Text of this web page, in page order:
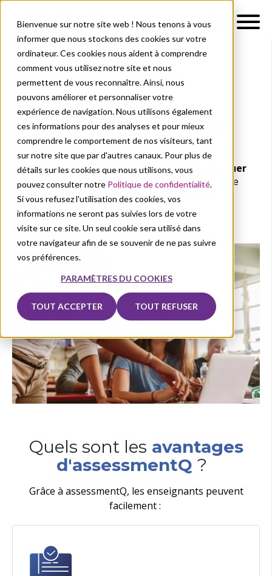
Bienvenue sur notre site web ! Nous tenons à vous
informer que nous stockons des cookies sur votre
ordinateur. Ces cookies nous aident à comprendre
comment vous utilisez notre site et nous
permettent de vous reconnaître. Ainsi, nous
pouvons améliorer et personnaliser votre
expérience de navigation. Nous utilisons également
ces informations pour des analyses et pour mieux
comprendre le comportement de nos visiteurs, tant
sur notre site que par d'autres canaux. Pour plus de
détails sur les cookies que nous utilisons, vous
pouvez consulter notre Politique de confidentialité.
Si vous refusez l'utilisation des cookies, vos
informations ne seront pas suivies lors de votre
visite sur ce site. Un seul cookie sera utilisé dans
votre navigateur afin de se souvenir de ne pas suivre
vos préférences.
PARAMÈTRES DU COOKIES
TOUT ACCEPTER TOUT REFUSER
Licence assessmentQ
La plateforme en ligne assessmentQ permet
d’apprendre, de s’exercer, de tester et d’évaluer
avec des outils innovants et un logiciel éducatif de
pointe.
CONTACTEZ-NOUS ↓
Quels sont les avantages
d'assessmentQ ?
Grâce à assessmentQ, les enseignants peuvent
facilement :